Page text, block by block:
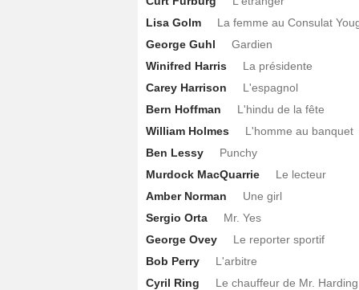
Lisa Golm
La femme au Consulat
George Guhl
Gardien
Winifred Harris
La présidente
Carey Harrison
L'espagnol
Bern Hoffman
L'hindu de la fête
William Holmes
L'homme au banquet
Ben Lessy
Punchy
Murdock MacQuarrie
Le lecteur
Amber Norman
Une girl
Sergio Orta
Mr. Yes
George Ovey
Le reporter sportif
Bob Perry
L'arbitre
Cyril Ring
Le chauffeur de Mr. Harding